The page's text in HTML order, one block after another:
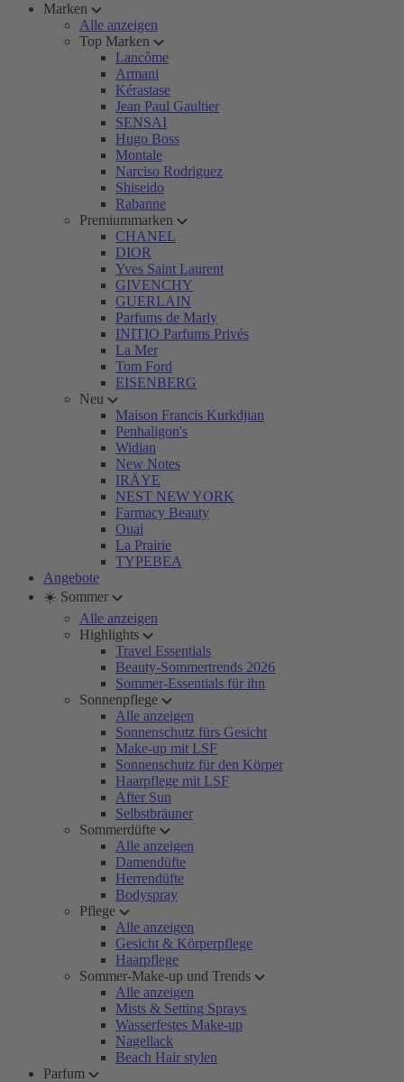
Marken
Alle anzeigen
Top Marken
Lancôme
Armani
Kérastase
Jean Paul Gaultier
SENSAI
Hugo Boss
Montale
Narciso Rodriguez
Shiseido
Rabanne
Premiummarken
CHANEL
DIOR
Yves Saint Laurent
GIVENCHY
GUERLAIN
Parfums de Marly
INITIO Parfums Privés
La Mer
Tom Ford
EISENBERG
Neu
Maison Francis Kurkdjian
Penhaligon's
Widian
New Notes
IRÄYE
NEST NEW YORK
Farmacy Beauty
Ouai
La Prairie
TYPEBEA
Angebote
☀️ Sommer
Alle anzeigen
Highlights
Travel Essentials
Beauty-Sommertrends 2026
Sommer-Essentials für ihn
Sonnenpflege
Alle anzeigen
Sonnenschutz fürs Gesicht
Make-up mit LSF
Sonnenschutz für den Körper
Haarpflege mit LSF
After Sun
Selbstbräuner
Sommerdüfte
Alle anzeigen
Damendüfte
Herrendüfte
Bodyspray
Pflege
Alle anzeigen
Gesicht & Körperpflege
Haarpflege
Sommer-Make-up und Trends
Alle anzeigen
Mists & Setting Sprays
Wasserfestes Make-up
Nagellack
Beach Hair stylen
Parfum